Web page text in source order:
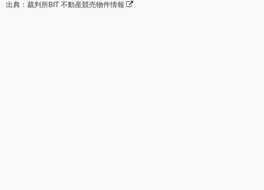
出典：裁判所BIT 不動産競売物件情報